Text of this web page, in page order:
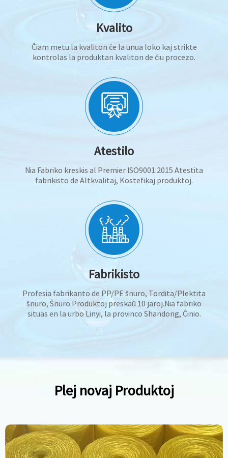
Kvalito
Ĉiam metu la kvaliton ĉe la unua loko kaj strikte
kontrolas la produktan kvaliton de ĉiu procezo.
Atestilo
Nia Fabriko kreskis al Premier ISO9001:2015 Atestita
fabrikisto de Altkvalitaj, Kostefikaj produktoj.
Fabrikisto
Profesia fabrikanto de PP/PE ŝnuro, Tordita/Plektita
ŝnuro, Ŝnuro.Produktoj preskaŭ 10 jaroj.Nia fabriko
situas en la urbo Linyi, la provinco Shandong, Ĉinio.
Plej novaj Produktoj